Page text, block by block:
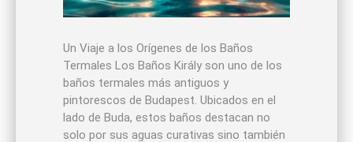
Un Viaje a los Orígenes de los Baños
Termales Los Baños Király son uno de los
baños termales más antiguos y
pintorescos de Budapest. Ubicados en el
lado de Buda, estos baños destacan no
solo por sus aguas curativas sino también